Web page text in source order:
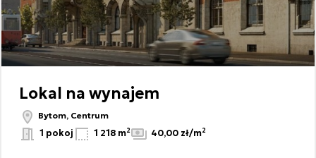
Lokal na wynajem
Bytom, Centrum
1 pokoj 1 218 m2 40,00 zł/m2